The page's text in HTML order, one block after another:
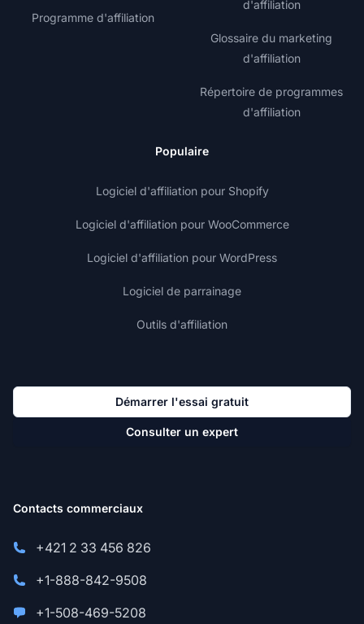
Programme d'affiliation
d'affiliation
Glossaire du marketing
d'affiliation
Répertoire de programmes
d'affiliation
Populaire
Logiciel d'affiliation pour Shopify
Logiciel d'affiliation pour WooCommerce
Logiciel d'affiliation pour WordPress
Logiciel de parrainage
Outils d'affiliation
Démarrer l'essai gratuit
Consulter un expert
Contacts commerciaux
+421 2 33 456 826
+1-888-842-9508
+1-508-469-5208